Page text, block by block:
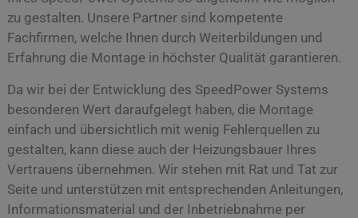
zu gestalten. Unsere Partner sind kompetente
Fachfirmen, welche Ihnen durch Weiterbildungen und
Erfahrung die Montage in höchster Qualität garantieren.
Da wir bei der Entwicklung des SpeedPower Systems
besonderen Wert daraufgelegt haben, die Montage
einfach und übersichtlich mit wenig Fehlerquellen zu
gestalten, kann diese auch der Heizungsbauer Ihres
Vertrauens übernehmen. Wir stehen mit Rat und Tat zur
Seite und unterstützen mit entsprechenden Anleitungen,
Informationsmaterial und der Inbetriebnahme per